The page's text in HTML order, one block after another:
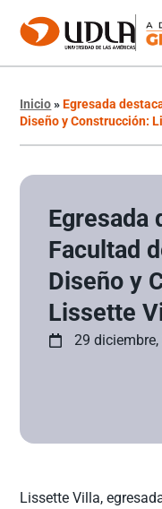
Inicio»Egresada
Diseño y Construcción:
Egresada
Facultad
Diseño y
Lissette
29 diciembre,
Lissette Villa,